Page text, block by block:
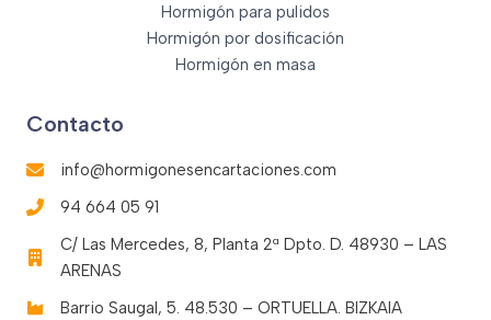
Hormigón para pulidos
Hormigón por dosificación
Hormigón en masa
Contacto
info@hormigonesencartaciones.com
94 664 05 91
C/ Las Mercedes, 8, Planta 2ª Dpto. D. 48930 – LAS
ARENAS
Barrio Saugal, 5. 48.530 – ORTUELLA. BIZKAIA